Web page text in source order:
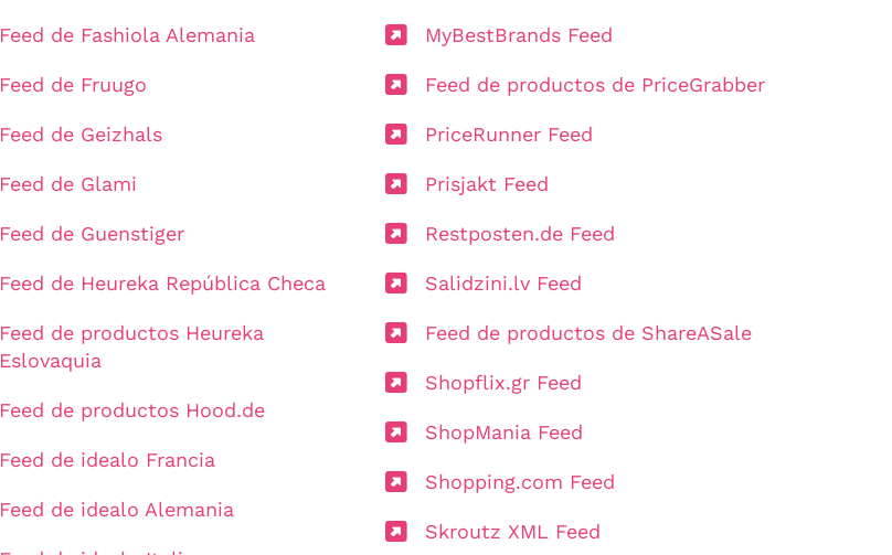
Feed de Fashiola Alemania
Feed de Fruugo
Feed de Geizhals
Feed de Glami
Feed de Guenstiger
Feed de Heureka República Checa
Feed de productos Heureka
Eslovaquia
Feed de productos Hood.de
Feed de idealo Francia
Feed de idealo Alemania
MyBestBrands Feed
Feed de productos de PriceGrabber
PriceRunner Feed
Prisjakt Feed
Restposten.de Feed
Salidzini.lv Feed
Feed de productos de ShareASale
Shopflix.gr Feed
ShopMania Feed
Shopping.com Feed
Skroutz XML Feed